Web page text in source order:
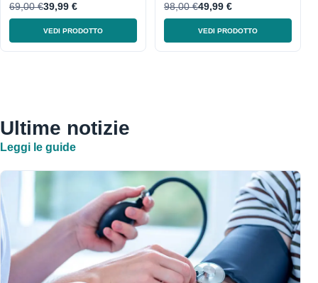
69,00 €39,99 €
VEDI PRODOTTO
98,00 €49,99 €
VEDI PRODOTTO
Ultime notizie
Leggi le guide